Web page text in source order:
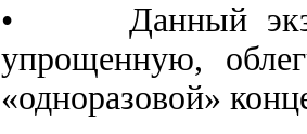
• Данный
упрощенную,
«одноразовой»